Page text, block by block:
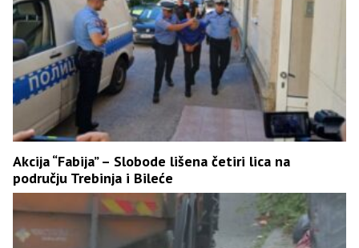
Akcija “Fabija” – Slobode lišena četiri lica na
području Trebinja i Bileće